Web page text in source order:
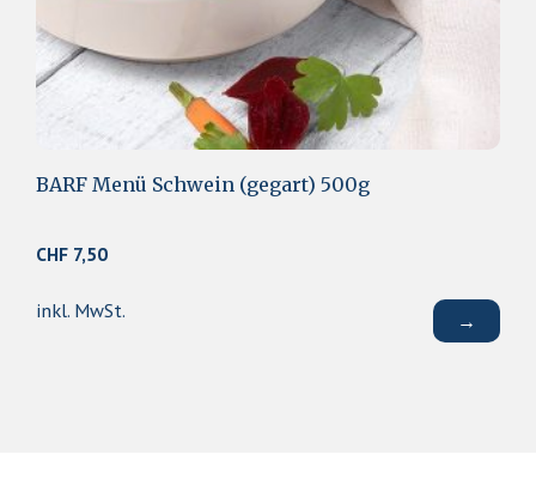
BARF Menü Schwein (gegart) 500g
CHF 7,50
inkl. MwSt. →